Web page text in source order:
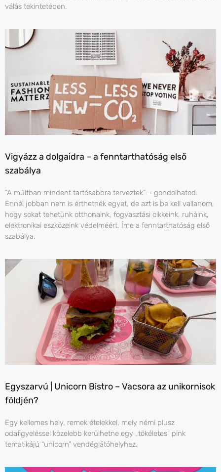
válás tekintetében.
Vigyázz a dolgaidra – a fenntarthatóság első
szabálya
“A múltban mindent tartósabbra terveztek” – gondolhatod.
Ennél jobban nem is érthetnék egyet, de azt is be kell vallanom,
hogy sokat tehetünk otthonaink, fogyasztási cikkeink, ruháink,
elektronikai eszközeink védelméért. Íme a fenntarthatóság első
szabálya.
Egyszarvú | Unicorn Bistro – Vacsora az unikornisok
földjén?
Egy kellemes hely, remek ételekkel, mely némi plusz
odafigyeléssel közelebb kerülhetne egy „tökéletes” pink
tematikájú “unicorn” vendéglátóhelyhez.